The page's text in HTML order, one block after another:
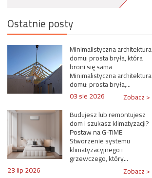
Ostatnie posty
Minimalistyczna architektura
domu: prosta bryła, która
broni się sama
Minimalistyczna architektura
domu: prosta bryła,...
03 sie 2026
Zobacz >
Budujesz lub remontujesz
dom i szukasz klimatyzacji?
Postaw na G-TIME
Stworzenie systemu
klimatyzacyjnego i
grzewczego, który...
23 lip 2026
Zobacz >